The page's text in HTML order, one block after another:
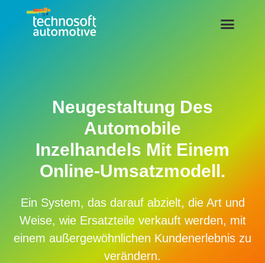
Neugestaltung Des
Automobile
Inzelhandels Mit Einem
Online-Umsatzmodell.
Ein System, das darauf abzielt, die Art und
Weise, wie Ersatzteile verkauft werden, mit
einem außergewöhnlichen Kundenerlebnis zu
verändern.